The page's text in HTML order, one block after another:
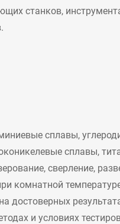
станков,
сплавы,
сплавы,
сверление,
комнатной
и условиях